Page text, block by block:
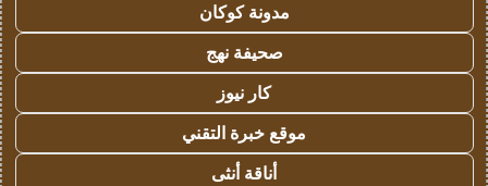
مدونة كوكان
صحيفة نهج
كار نيوز
موقع خبرة التقني
أناقة أنثى